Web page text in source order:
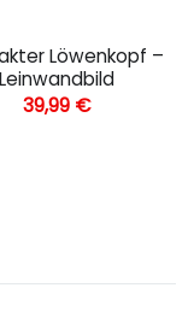
Löwenkopf –
Leinwandbild
39,99 €